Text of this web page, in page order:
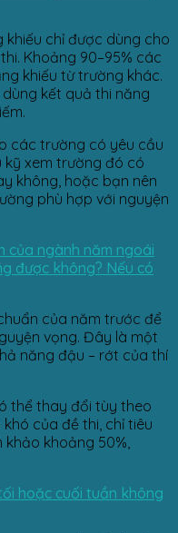
khiếu chỉ được dùng cho
Khoảng 90–95% các
khiếu từ trường khác.
kết quả thi năng
các trường có yêu cầu
kỹ xem trường đó có
không, hoặc bạn nên
phù hợp với nguyện
của ngành năm ngoái
được không? Nếu có
của năm trước để
vọng. Đây là một
năng đậu – rớt của thí
thể thay đổi tùy theo
của đề thi, chỉ tiêu
khoảng 50%,
hoặc cuối tuần không